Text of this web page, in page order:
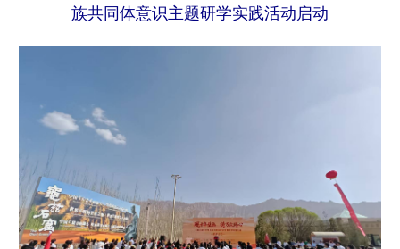
北京
浙江 安徽 江西
山东 河南 湖北 湖南
族共同体意识主题研学实践活动启动